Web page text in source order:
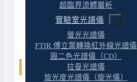
超臨界流體層析
實驗室光譜儀
螢光光譜儀
FTIR 傅立葉轉換紅外線光譜儀
圓二色光譜儀（CD）
拉曼光譜儀
旋光度光譜儀（旋光儀）
相關文章